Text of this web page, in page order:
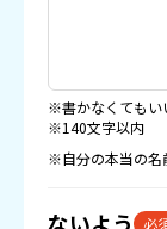
※書かなくてもい
※140文字以内
※自分の本当の名
必